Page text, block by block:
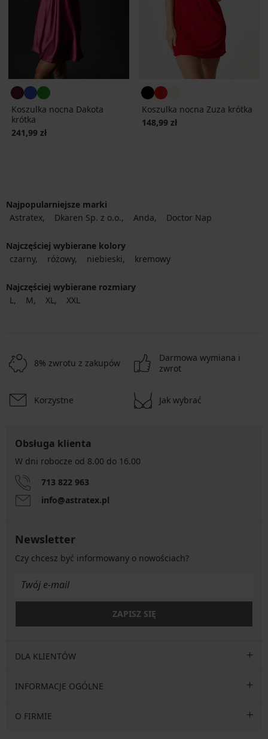
Koszulka nocna Dakota
krótka
241,99 zł
Koszulka nocna Zuza krótka
148,99 zł
Najpopularniejsze marki
Astratex
Dkaren Sp. z o.o. Anda Doctor Nap
Najczęściej wybierane kolory
czarny
różowy niebieski kremowy
Najczęściej wybierane rozmiary
L
M XL XXL
8% zwrotu z zakupów
Darmowa wymiana i
zwrot
Korzystne Jak wybrać
Obsługa klienta
W dni robocze od 8.00 do 16.00
713 822 963
info@astratex.pl
Newsletter
Czy chcesz być informowany o nowościach?
ZAPISZ SIĘ
DLA KLIENTÓW
INFORMACJE OGÓLNE
O FIRMIE